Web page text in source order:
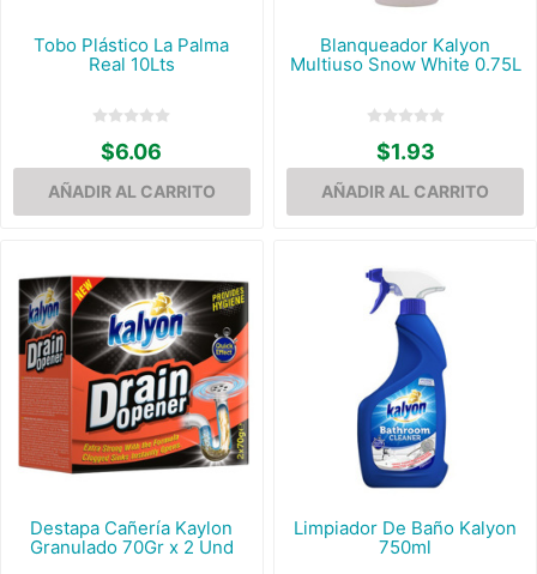
Tobo Plástico La Palma
Real 10Lts
$6.06
Blanqueador Kalyon
Multiuso Snow White 0.75L
$1.93
Destapa Cañería Kaylon
Granulado 70Gr x 2 Und
Limpiador De Baño Kalyon
750ml